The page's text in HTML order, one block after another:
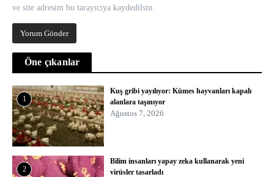
ve site adresim bu tarayıcıya kaydedilsin.
Öne çıkanlar
1
Kuş gribi yayılıyor: Kümes hayvanları kapalı
alanlara taşınıyor
Ağustos 7, 2026
2
Bilim insanları yapay zeka kullanarak yeni
virüsler tasarladı